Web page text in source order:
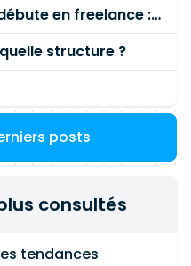
Fixer son TJM quand on débute en freelance : la méthode mathématique (et pas au feeling) 🛑
structure ?
posts
consultés
tendances